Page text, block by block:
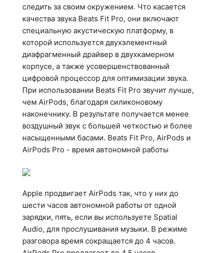
следить за своим окружением. Что касается
качества звука Beats Fit Pro, они включают
специальную акустическую платформу, в
которой используется двухэлементный
диафрагменный драйвер в двухкамерном
корпусе, а также усовершенствованный
цифровой процессор для оптимизации звука.
При использовании Beats Fit Pro звучит лучше,
чем AirPods, благодаря силиконовому
наконечнику. В результате получается менее
воздушный звук с большей четкостью и более
насыщенными басами. Beats Fit Pro, AirPods и
AirPods Pro - время автономной работы
Apple продвигает AirPods так, что у них до
шести часов автономной работы от одной
зарядки, пять, если вы используете Spatial
Audio, для прослушивания музыки. В режиме
разговора время сокращается до 4 часов.